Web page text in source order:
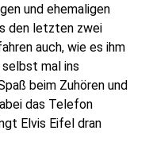
und ehemaligen
den letzten zwei
auch, wie es ihm
mal ins
beim Zuhören und
das Telefon
Elvis Eifel dran